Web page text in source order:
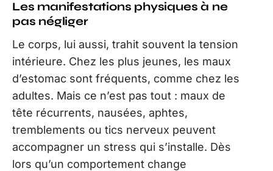
Les manifestations physiques à ne
pas négliger
Le corps, lui aussi, trahit souvent la tension
intérieure. Chez les plus jeunes, les maux
d’estomac sont fréquents, comme chez les
adultes. Mais ce n’est pas tout : maux de
tête récurrents, nausées, aphtes,
tremblements ou tics nerveux peuvent
accompagner un stress qui s’installe. Dès
lors qu’un comportement change